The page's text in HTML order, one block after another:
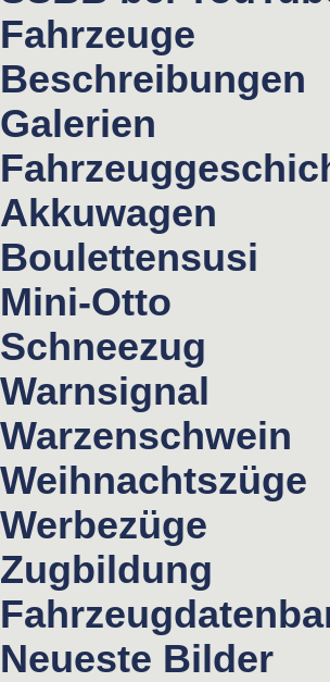
Fahrzeuge
Beschreibungen
Galerien
Akkuwagen
Boulettensusi
Mini-Otto
Schneezug
Warnsignal
Warzenschwein
Weihnachtszüge
Werbezüge
Zugbildung
Neueste Bilder